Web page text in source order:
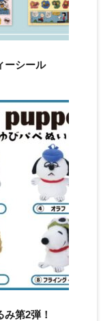
ーシール
第2弾！